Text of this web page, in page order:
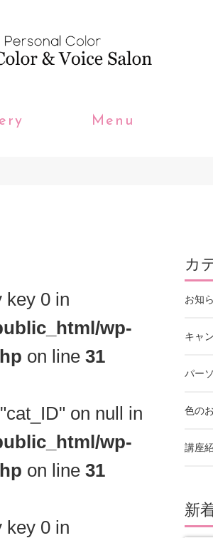
Menu
key 0 in
wp-
on line 31
on null in
wp-
on line 31
key 0 in
カ
お知
キャ
パー
色の
講座
新